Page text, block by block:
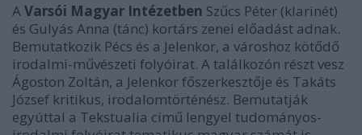
AVarsói Magyar Intézetben Szűcs Péter (klarinét)
és Gulyás Anna (tánc) kortárs zenei előadást adnak.
Bemutatkozik Pécs és a Jelenkor, a városhoz kötődő
irodalmi-művészeti folyóirat. A találkozón részt vesz
Ágoston Zoltán, a Jelenkor főszerkesztője és Takáts
József kritikus, irodalomtörténész. Bemutatják
egyúttal a Tekstualia című lengyel tudományos-